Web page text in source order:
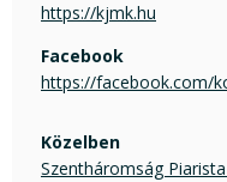
https://kjmk.hu
Facebook
https://facebook.com/
Közelben
Szentháromság